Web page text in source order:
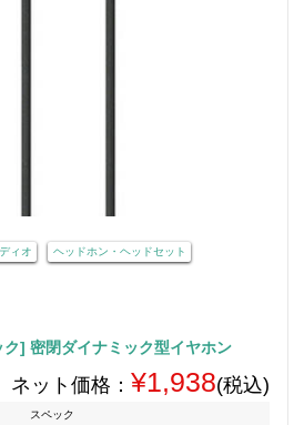
ィオ ヘッドホン・ヘッドセット
] 密閉ダイナミック型イヤホン
ネット価格： ¥1,938(税込)
スペック